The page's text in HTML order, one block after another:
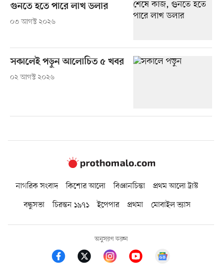
গুনতে হতে পারে লাখ ডলার
০৩ আগস্ট ২০২৬
সকালেই পড়ুন আলোচিত ৫ খবর
০২ আগস্ট ২০২৬
নাগরিক সংবাদ কিশোর আলো বিজ্ঞানচিন্তা
প্রথম আলো ট্রাস্ট
বন্ধুসভা
চিরন্তন ১৯৭১ ইপেপার প্রথমা মোবাইল ভ্যাস
অনুসরণ করুন